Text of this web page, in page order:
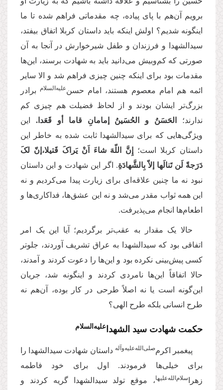
برویم آن‌هم با پای پیاده، چه مقدماتی فراهم شده تا ما
اینگونه شدیم؟ اولش اینکه باید داستان کربلا اتفاق بیفتد،
سیدالشهدا و فرزندان و طفل شیرخوارش در آنجا به آن
صورتی که کم‌وبیش می‌دانید باید به شهادت برسند، این‌ها
مقدمات بود برای اینکه چنین چیزی فراهم شد و الا سایر
ائمه هم امام معصوم هستند، امام حسن‌علیه‌‌السلامبرادر
بزرگ‌تر ایشان بودند و از لحاظ فضیلت هم چیزی کم
ندارند؛
الحَسَنُ و الحُسَينُ إمامانِ قاما أو قَعَدا. این
ویژگی‌هایی که برای سیدالشهدا ثابت شده به خاطر این
داستان کربلا است؛
إِنَّ اللّهَ شاءَ اَنْ یَراکَ قَتیلا،إنّ لکَ
دَرَجةً لَن تَنالَها إلاّ بِالشَّهادَةِ. اگر این شهادت و این داستان
نبود نه ما چنین علاقه‌ای برای زیارت پیدا می‌کردیم و نه
این‌ همه ثواب مقدر می‌شد و نه این عشق‌ها، فداکاری‌ها و
اطعام‌ها انجام می‌پذیرفت.
حالا یک مقدار به عقب‌تر برگردیم؛ آیا این یک امر
اتفاقی بود که سیدالشهدا به عراق تشریف آوردند، جلوتر
کسی پیش‌بینی نکرده بود و این‌ها را دعوت کردند و آمدند،
حالا اتفاقاً‌ این‌ها نامردی کردند و اینگونه شد، جریان
این‌گونه است یا نه اصلاً طرحی در کار بوده، آن‌هم نه
طرح انسانی بلکه طرح الهی؟
حکمت شهادت سید الشهدا‌علیه‌‌السلام
پیغمبر اکرم‌صلی‌‌الله‌‌علیه‌‌و‌آله داستان شهادت سیدالشهدا را
برای خیلی‌ها فرمودند. اول برای خود فاطمه
زهرا‌‌
سلام‌‌الله‌‌عليها، موقع تولد سیدالشهدا گریه کردند و